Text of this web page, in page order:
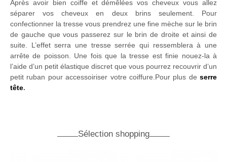
Après avoir bien coiffe et démêlées vos cheveux vous allez
séparer vos cheveux en deux brins seulement. Pour
confectionner la tresse vous prendrez une fine mèche sur le brin
de gauche que vous passerez sur le brin de droite et ainsi de
suite. L’effet serra une tresse serrée qui ressemblera à une
arrête de poisson. Une fois que la tresse est finie nouez-la à
l’aide d’un petit élastique discret que vous pourrez recouvrir d’un
petit ruban pour accessoiriser votre coiffure.Pour plus de serre
tête.
Sélection shopping